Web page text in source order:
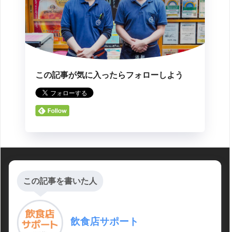
この記事が気に入ったらフォローしよう
この記事を書いた人
飲食店サポート